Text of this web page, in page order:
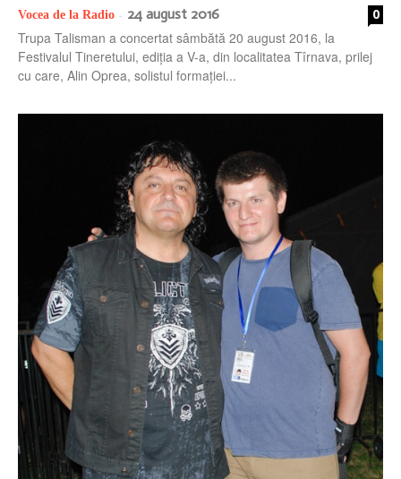
Vocea de la Radio - 24 august 2016 0
Trupa Talisman a concertat sâmbătă 20 august 2016, la
Festivalul Tineretului, ediția a V-a, din localitatea Tîrnava, prilej
cu care, Alin Oprea, solistul formației...